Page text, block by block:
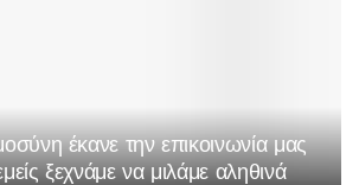
έκανε την επικοινωνία μας
ξεχνάμε να μιλάμε αληθινά